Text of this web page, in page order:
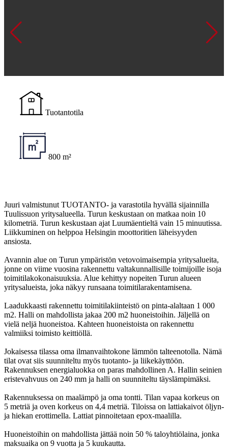
Tuotantotila
800 m²
Juuri valmistunut TUOTANTO- ja varastotila hyvällä sijainnilla
Tuulissuon yritysalueella. Turun keskustaan on matkaa noin 10
kilometriä. Turun keskustaan ajat Luumäentieltä vain 15 minuutissa.
Liikkuminen on helppoa Helsingin moottoritien läheisyyden
ansiosta.
Avannin alue on Turun ympäristön vetovoimaisempia yritysalueita,
jonne on viime vuosina rakennettu valtakunnallisille toimijoille isoja
toimitilakokonaisuuksia. Alue kehittyy nopeiten Turun alueen
yritysalueista, joka näkyy runsaana toimitilarakentamisena.
Laadukkaasti rakennettu toimitilakiinteistö on pinta-alaltaan 1 000
m2. Halli on mahdollista jakaa 200 m2 huoneistoihin. Jäljellä on
vielä neljä huoneistoa. Kahteen huoneistoista on rakennettu
valmiiksi toimisto keittiöllä.
Jokaisessa tilassa oma ilmanvaihtokone lämmön talteenotolla. Nämä
tilat ovat siis suunniteltu myös tuotanto- ja liikekäyttöön.
Rakennuksen energialuokka on paras mahdollinen A. Hallin seinien
eristevahvuus on 240 mm ja halli on suunniteltu täyslämpimäksi.
Rakennuksessa on maalämpö ja oma tontti. Tilan vapaa korkeus on
5 metriä ja oven korkeus on 4,4 metriä. Tiloissa on lattiakaivot öljyn-
ja hiekan erottimella. Lattiat pinnoitetaan epox-maalilla.
Huoneistoihin on mahdollista jättää noin 50 % taloyhtiölaina, jonka
maksuaika on 9 vuotta ja 5 kuukautta.